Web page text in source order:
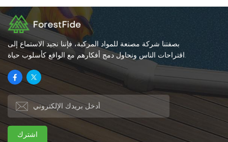
بصفتنا شركة مصنعة للمواد المركبة، فإننا نجيد الاستماع إلى
اقتراحات الناس ونحاول دمج أفكارهم مع الواقع كأسلوب حياة.